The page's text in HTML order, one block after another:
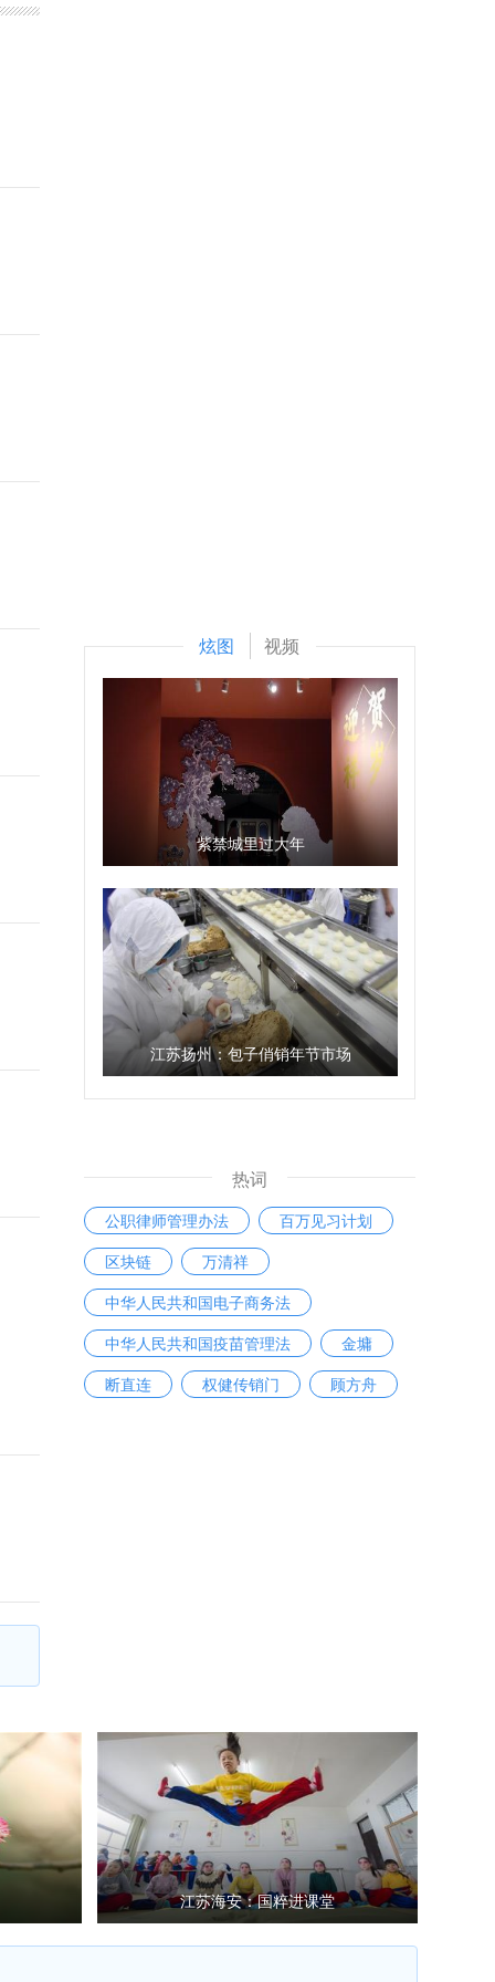
炫图 视频
紫禁城里过大年
江苏扬州：包子俏销年节市场
热词
公职律师管理办法
百万见习计划
区块链
万清祥
中华人民共和国电子商务法
中华人民共和国疫苗管理法
金墉
断直连
权健传销门 顾方舟
江苏海安：国粹进课堂